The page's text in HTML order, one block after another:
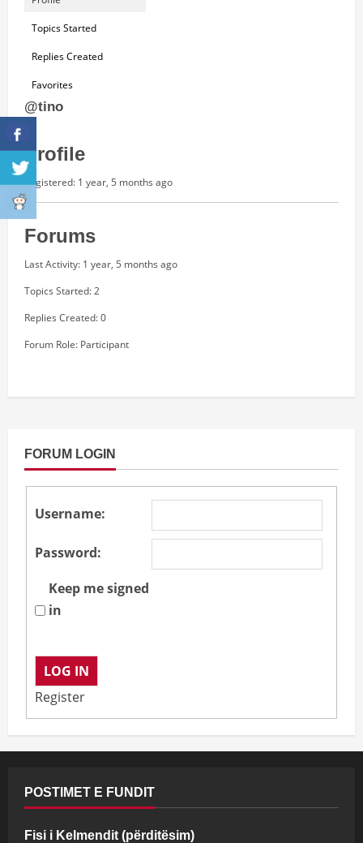
Topics Started
Replies Created
Favorites
@tino
Profile
Registered: 1 year, 5 months ago
Forums
Last Activity: 1 year, 5 months ago
Topics Started: 2
Replies Created: 0
Forum Role: Participant
FORUM LOGIN
Username:
Password:
Keep me signed
in
LOG IN
Register
POSTIMET E FUNDIT
Fisi i Kelmendit (përditësim)